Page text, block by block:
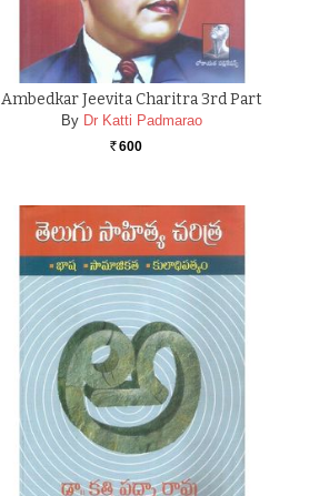
Ambedkar Jeevita Charitra 3rd Part
By Dr Katti Padmarao
Rs. 600